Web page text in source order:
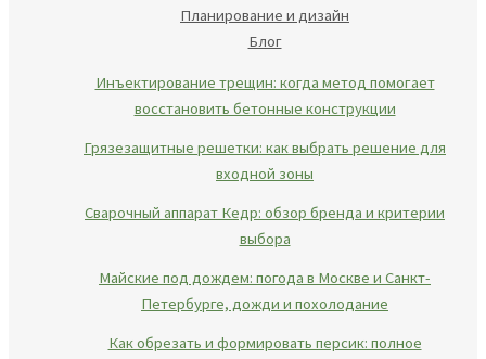
Планирование и дизайн
Блог
Инъектирование трещин: когда метод помогает
восстановить бетонные конструкции
Грязезащитные решетки: как выбрать решение для
входной зоны
Сварочный аппарат Кедр: обзор бренда и критерии
выбора
Майские под дождем: погода в Москве и Санкт-
Петербурге, дожди и похолодание
Как обрезать и формировать персик: полное